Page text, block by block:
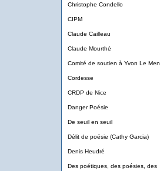
Christophe Condello
CIPM
Claude Cailleau
Claude Mourthé
Comité de soutien à Yvon Le Men
Cordesse
CRDP de Nice
Danger Poésie
De seuil en seuil
Délit de poésie (Cathy Garcia)
Denis Heudré
Des poétiques, des poésies, des